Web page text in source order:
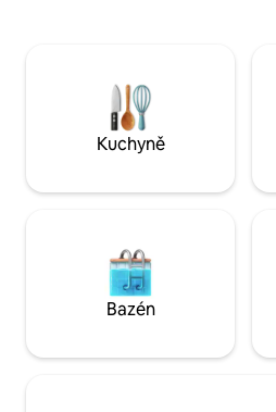
elektrický otvírák na konzervy,
mikrovlnná trouba, mixér a mnoho
dalšího! Nepřetržitá ostraha.
Kuchyně
Bazén